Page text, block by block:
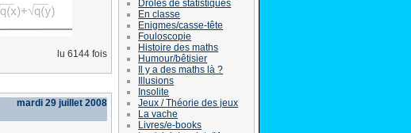
lu 6144 fois
mardi 29 juillet 2008
Drôles de statistiques
En classe
Enigmes/casse-tête
Fouloscopie
Histoire des maths
Humour/bêtisier
Il y a des maths là ?
Illusions
Insolite
Jeux / Théorie des jeux
La vache
Livres/e-books